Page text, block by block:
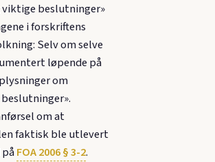
beslutninger»
i forskriftens
Selv om selve
løpende på
om
om at
faktisk ble utlevert
FOA 2006 § 3-2.